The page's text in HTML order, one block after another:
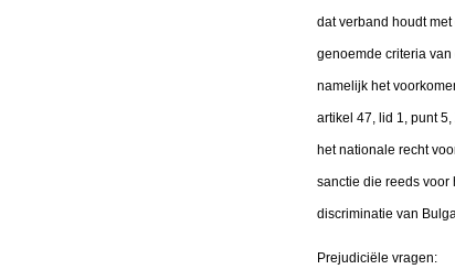
dat verband houdt
genoemde criteria
namelijk het
artikel 47, lid 1, punt
het nationale recht
sanctie die reeds voor
discriminatie van
Prejudiciële vragen: